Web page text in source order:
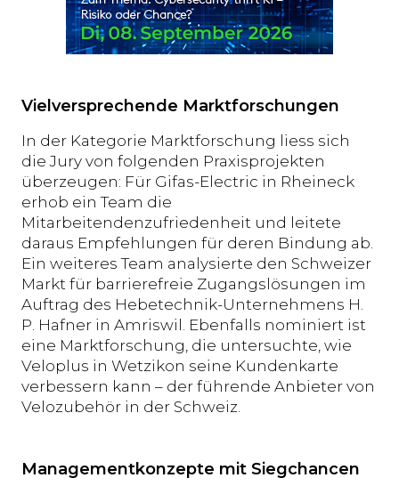
Vielversprechende Marktforschungen
In der Kategorie Marktforschung liess sich
die Jury von folgenden Praxisprojekten
überzeugen: Für Gifas-Electric in Rheineck
erhob ein Team die
Mitarbeitendenzufriedenheit und leitete
daraus Empfehlungen für deren Bindung ab.
Ein weiteres Team analysierte den Schweizer
Markt für barrierefreie Zugangslösungen im
Auftrag des Hebetechnik-Unternehmens H.
P. Hafner in Amriswil. Ebenfalls nominiert ist
eine Marktforschung, die untersuchte, wie
Veloplus in Wetzikon seine Kundenkarte
verbessern kann – der führende Anbieter von
Velozubehör in der Schweiz.
Managementkonzepte mit Siegchancen